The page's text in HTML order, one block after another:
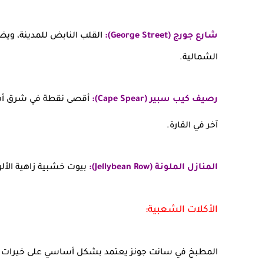
شارع جورج (George Street): القلب النابض للمدينة،
الشمالية.
رصيف كيب سبير (Cape Spear): أقصى نقطة في شرق
آخر في القارة.
المنازل الملونة (Jellybean Row): بيوت خشبية زاهية
الأكلات الشعبية:
المطبخ في سانت جونز يعتمد بشكل أساسي على خيرات